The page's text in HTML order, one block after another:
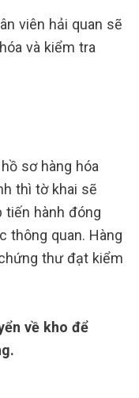
viên hải quan sẽ
và kiểm tra
sơ hàng hóa
thì tờ khai sẽ
tiến hành đóng
thông quan. Hàng
thư đạt kiểm
về kho để